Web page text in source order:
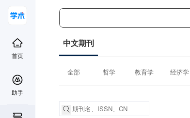
首页
助手
中文期刊
全部 哲学 教育学 经济学